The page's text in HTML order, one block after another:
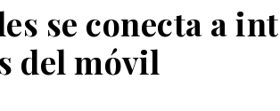
se conecta a
del móvil